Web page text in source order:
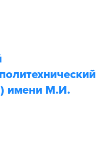
имени М.И.